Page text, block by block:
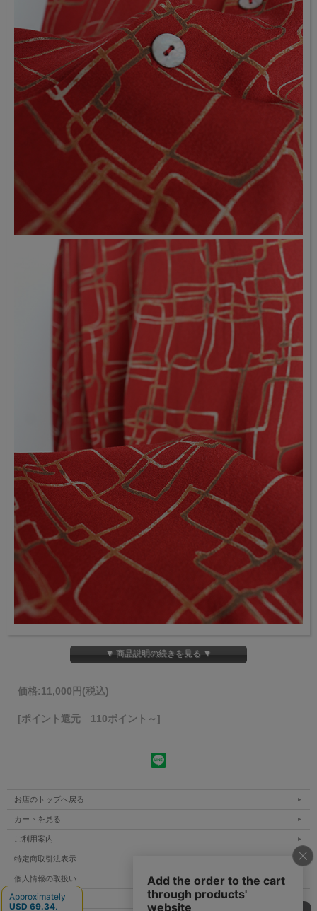
▼ 商品説明の続きを見る ▼
価格:11,000円 (税込)
[ポイント還元 110ポイント～]
お店のトップへ戻る
カートを見る
ご利用案内
特定商取引法表示
個人情報の取扱い
サイトマップ